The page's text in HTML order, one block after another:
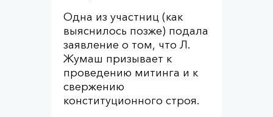
Одна из участниц (как
выяснилось позже) подала
заявление о том, что Л.
Жумаш призывает к
проведению митинга и к
свержению
конституционного строя.